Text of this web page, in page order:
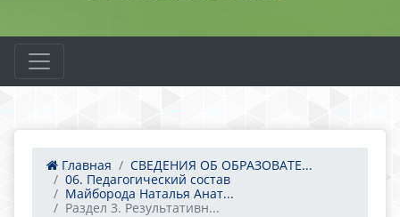
Главная
СВЕДЕНИЯ ОБ ОБРАЗОВАТЕ...
06. Педагогический состав
Майборода Наталья Анат...
Раздел 3. Результативн...